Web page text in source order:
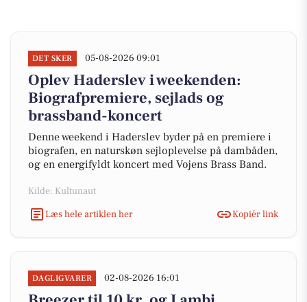
DET SKER 05-08-2026 09:01
Oplev Haderslev i weekenden:
Biografpremiere, sejlads og
brassband-koncert
Denne weekend i Haderslev byder på en premiere i
biografen, en naturskøn sejloplevelse på dambåden,
og en energifyldt koncert med Vojens Brass Band.
Kilde: Kultunaut
Læs hele artiklen her
Kopiér link
DAGLIGVARER 02-08-2026 16:01